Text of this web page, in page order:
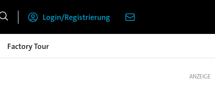
Login/Registrierung
Factory Tour
ANZEIGE